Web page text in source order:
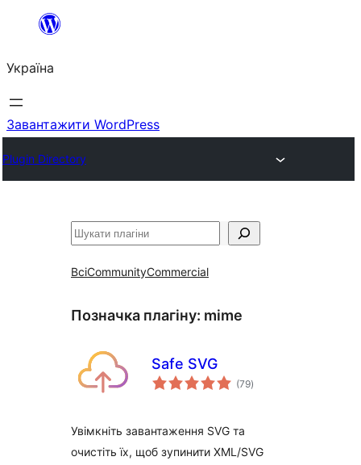
Перейти
вмісту
Україна
Завантажити WordPress
Plugin Directory
Пошук
ВсіCommunityCommercial
Позначка плагіну: mime
Safe SVG
(79загальний
рейтинг
)
Увімкніть завантаження SVG та
очистіть їх, щоб зупинити XML/SVG